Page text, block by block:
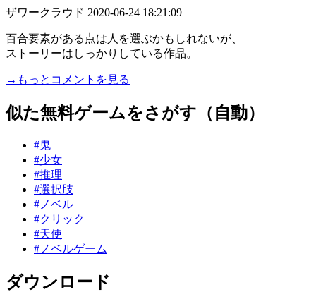
ザワークラウド 2020-06-24 18:21:09
百合要素がある点は人を選ぶかもしれないが、
ストーリーはしっかりしている作品。
→もっとコメントを見る
似た無料ゲームをさがす（自動）
#鬼
#少女
#推理
#選択肢
#ノベル
#クリック
#天使
#ノベルゲーム
ダウンロード